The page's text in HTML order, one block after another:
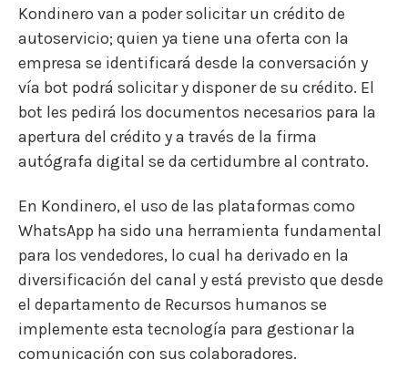
Kondinero van a poder solicitar un crédito de
autoservicio; quien ya tiene una oferta con la
empresa se identificará desde la conversación y
vía bot podrá solicitar y disponer de su crédito. El
bot les pedirá los documentos necesarios para la
apertura del crédito y a través de la firma
autógrafa digital se da certidumbre al contrato.
En Kondinero, el uso de las plataformas como
WhatsApp ha sido una herramienta fundamental
para los vendedores, lo cual ha derivado en la
diversificación del canal y está previsto que desde
el departamento de Recursos humanos se
implemente esta tecnología para gestionar la
comunicación con sus colaboradores.